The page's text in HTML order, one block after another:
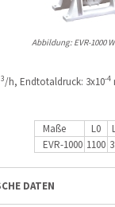
Abbildung: EVR-1000
3/h, Endtotaldruck: 3x10-4
Maße L0
EVR-1000 1100
DATEN